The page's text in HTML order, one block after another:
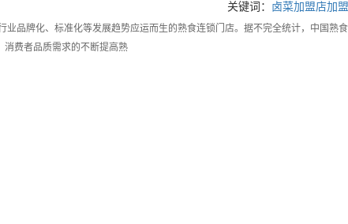
关键词： 卤菜加盟店加
业品牌化、标准化等发展趋势应运而生的熟食连锁门店。据不完全统计，中国熟
消费者品质需求的不断提高熟